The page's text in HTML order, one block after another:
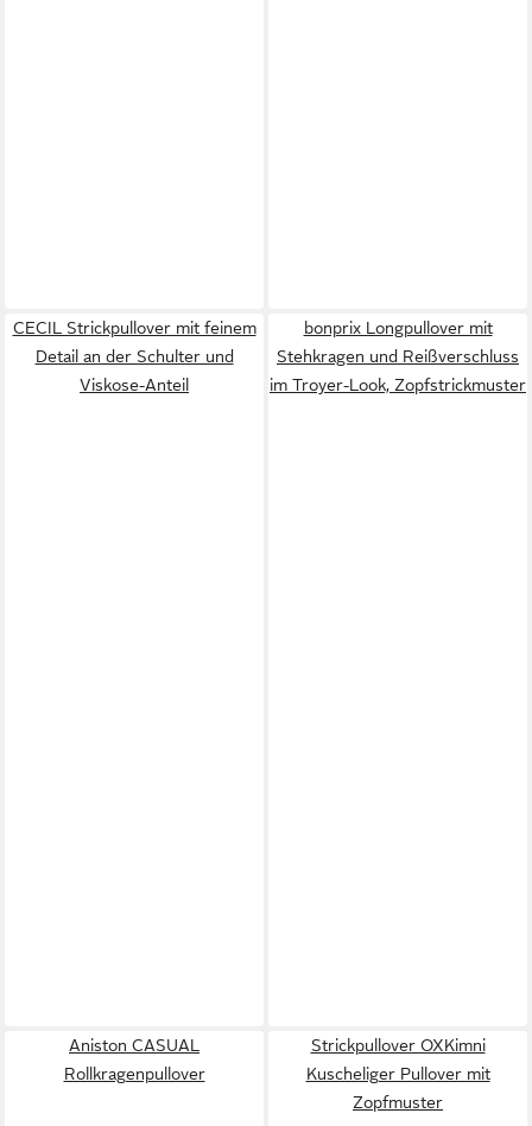
CECIL Strickpullover mit feinem
Detail an der Schulter und
Viskose-Anteil
bonprix Longpullover mit
Stehkragen und Reißverschluss
im Troyer-Look, Zopfstrickmuster
Aniston CASUAL
Rollkragenpullover
Strickpullover OXKimni
Kuscheliger Pullover mit
Zopfmuster